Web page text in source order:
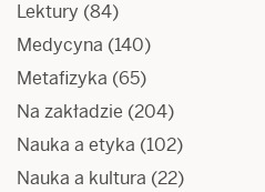
Lektury (84)
Medycyna (140)
Metafizyka (65)
Na zakładzie (204)
Nauka a etyka (102)
Nauka a kultura (22)